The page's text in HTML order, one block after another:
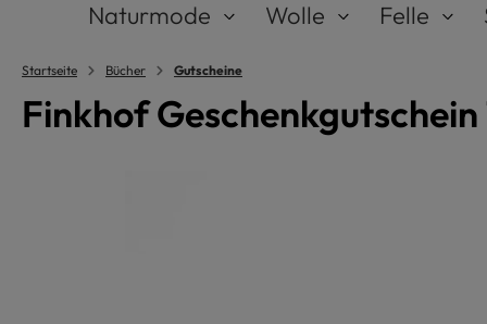
Naturmode Wolle Felle
Startseite Bücher Gutscheine
Finkhof